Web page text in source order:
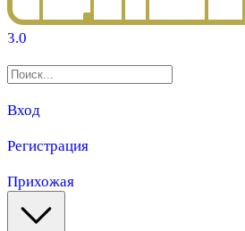
3.0
Вход
Регистрация
Прихожая